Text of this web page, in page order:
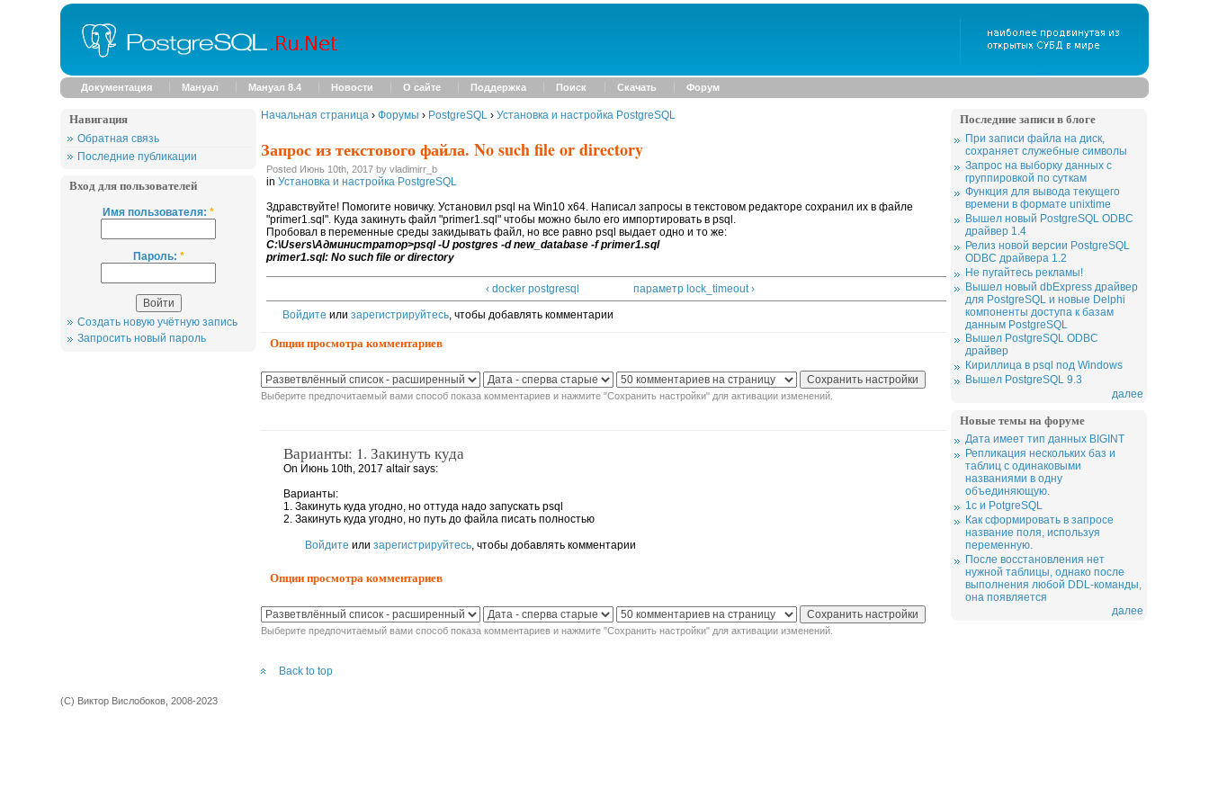
Документация Мануал Мануал 8.4 Новости О сайте Поддержка Поиск Скачать Форум
Навигация
Обратная связь
Последние публикации
Вход для пользователей
Имя пользователя:*
Пароль: *
Создать новую учётную запись
Запросить новый пароль
Начальная страница› Форумы › PostgreSQL› Установка и настройка PostgreSQL
Запрос из текстового файла. No such file or directory
Posted Июнь 10th, 2017 by vladimirr_b
in Установка и настройка PostgreSQL
Здравствуйте! Помогите новичку. Установил psql на Win10 x64. Написал запросы в текстовом редакторе сохранил их в файле
"primer1.sql". Куда закинуть файл "primer1.sql" чтобы можно было его импортировать в psql.
Пробовал в переменные среды закидывать файл, но все равно psql выдает одно и то же:
C:\Users\Администратор>psql -U postgres -d new_database -f primer1.sql
primer1.sql: No such file or directory
‹ docker postgresql параметр lock_timeout ›
Войдите или зарегистрируйтесь, чтобы добавлять комментарии
Опции просмотра комментариев
Выберите предпочитаемый вами способ показа комментариев и нажмите "Сохранить настройки" для активации изменений.
Варианты: 1. Закинуть куда
On Июнь 10th, 2017 altair says:
Варианты:
1. Закинуть куда угодно, но оттуда надо запускать psql
2. Закинуть куда угодно, но путь до файла писать полностью
Войдите или зарегистрируйтесь, чтобы добавлять комментарии
Опции просмотра комментариев
Выберите предпочитаемый вами способ показа комментариев и нажмите "Сохранить настройки" для активации изменений.
Back to top
Последние записи в блоге
При записи файла на диск,
сохраняет служебные символы
Запрос на выборку данных с
группировкой по суткам
Функция для вывода текущего
времени в формате unixtime
Вышел новый PostgreSQL ODBC
драйвер 1.4
Релиз новой версии PostgreSQL
ODBC драйвера 1.2
Не пугайтесь рекламы!
Вышел новый dbExpress драйвер
для PostgreSQL и новые Delphi
компоненты доступа к базам
данным PostgreSQL
Вышел PostgreSQL ODBC
драйвер
Кириллица в psql под Windows
Вышел PostgreSQL 9.3
далее
Новые темы на форуме
Дата имеет тип данных BIGINT
Репликация нескольких баз и
таблиц с одинаковыми
названиями в одну
объединяющую.
1c и PotgreSQL
Как сформировать в запросе
название поля, используя
переменную.
После восстановления нет
нужной таблицы, однако после
выполнения любой DDL-команды,
она появляется
далее
(С) Виктор Вислобоков, 2008-2023